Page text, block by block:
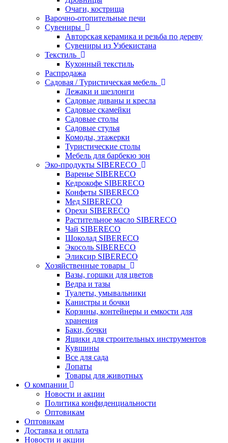
Очаги, кострища
Варочно-отопительные печи
Сувениры
Авторская керамика и резьба по дереву
Сувениры из Узбекистана
Текстиль
Кухонный текстиль
Распродажа
Садовая / Туристическая мебель
Лежаки и шезлонги
Садовые диваны и кресла
Садовые скамейки
Садовые столы
Садовые стулья
Комоды, этажерки
Туристические столы
Мебель для барбекю зон
Эко-продукты SIBERECO
Варенье SIBERECO
Кедрокофе SIBERECO
Конфеты SIBERECO
Мед SIBERECO
Орехи SIBERECO
Растительное масло SIBERECO
Чай SIBERECO
Шоколад SIBERECO
Экосоль SIBERECO
Эликсир SIBERECO
Хозяйственные товары
Вазы, горшки для цветов
Ведра и тазы
Туалеты, умывальники
Канистры и бочки
Корзины, контейнеры и емкости для
хранения
Баки, бочки
Ящики для строительных инструментов
Кувшины
Все для сада
Лопаты
Товары для животных
О компании
Новости и акции
Политика конфиденциальности
Оптовикам
Оптовикам
Доставка и оплата
Новости и акции